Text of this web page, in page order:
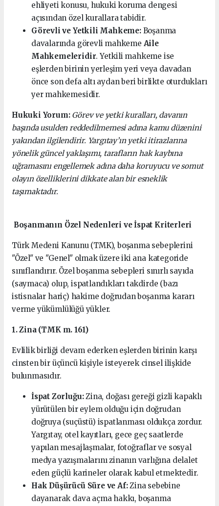
ehliyeti konusu, hukuki koruma dengesi
açısından özel kurallara tabidir.
Görevli ve Yetkili Mahkeme:Boşanma
davalarında görevli mahkeme Aile
Mahkemeleridir. Yetkili mahkeme ise
eşlerden birinin yerleşim yeri veya davadan
önce son defa altı aydan beri birlikte oturdukları
yer mahkemesidir.
Hukuki Yorum: Görev ve yetki kuralları, davanın
başında usulden reddedilmemesi adına kamu düzenini
yakından ilgilendirir. Yargıtay’ın yetki itirazlarına
yönelik güncel yaklaşımı, tarafların hak kaybına
uğramasını engellemek adına daha koruyucu ve somut
olayın özelliklerini dikkate alan bir esneklik
taşımaktadır.
Boşanmanın Özel Nedenleri ve İspat Kriterleri
Türk Medeni Kanunu (TMK), boşanma sebeplerini
"Özel" ve "Genel" olmak üzere iki ana kategoride
sınıflandırır. Özel boşanma sebepleri sınırlı sayıda
(saymaca) olup, ispatlandıkları takdirde (bazı
istisnalar hariç) hakime doğrudan boşanma kararı
verme yükümlülüğü yükler.
1. Zina (TMK m. 161)
Evlilik birliği devam ederken eşlerden birinin karşı
cinsten bir üçüncü kişiyle isteyerek cinsel ilişkide
bulunmasıdır.
İspat Zorluğu:Zina, doğası gereği gizli kapaklı
yürütülen bir eylem olduğu için doğrudan
doğruya (suçüstü) ispatlanması oldukça zordur.
Yargıtay, otel kayıtları, gece geç saatlerde
yapılan mesajlaşmalar, fotoğraflar ve sosyal
medya yazışmalarını zinanın varlığına delalet
eden güçlü karineler olarak kabul etmektedir.
Hak Düşürücü Süre ve Af:Zina sebebine
dayanarak dava açma hakkı, boşanma